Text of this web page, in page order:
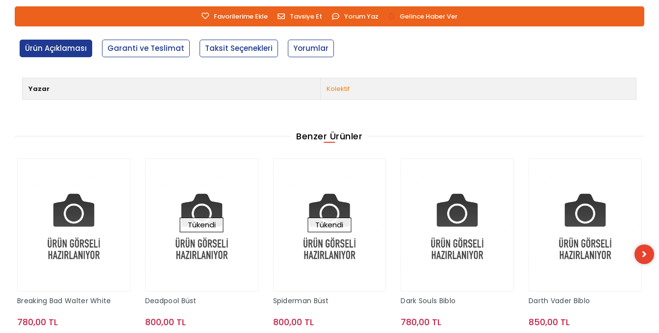
Favorilerime Ekle Tavsiye Et Yorum Yaz Gelince Haber Ver
Ürün Açıklaması Garanti ve Teslimat Taksit Seçenekleri Yorumlar
Yazar Kolektif
Benzer Ürünler
Breaking Bad Walter White
780,00 TL
Tükendi
Deadpool Büst
800,00 TL
Tükendi
Spiderman Büst
800,00 TL
Dark Souls Biblo
780,00 TL
Darth Vader Biblo
850,00 TL